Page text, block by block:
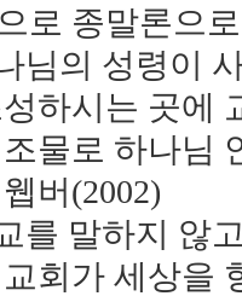
로 종말론으
님의 성령이
성하시는 곳에
물로 하나님
버(2002)
를 말하지 않
회가 세상을